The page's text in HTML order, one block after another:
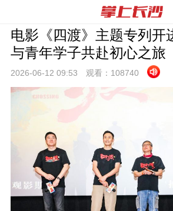
电影《四渡》主题专列开
与青年学子共赴初心之旅
2026-06-12 09:53 观看： 108740